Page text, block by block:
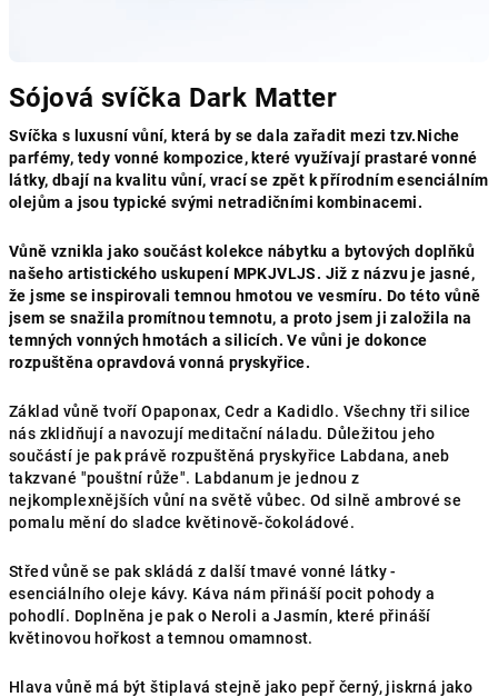
Sójová svíčka Dark Matter
Svíčka s luxusní vůní, která by se dala zařadit mezi tzv.Niche
parfémy, tedy vonné kompozice, které využívají prastaré vonné
látky, dbají na kvalitu vůní, vrací se zpět k přírodním esenciálním
olejům a jsou typické svými netradičními kombinacemi.
Vůně vznikla jako součást kolekce nábytku a bytových doplňků
našeho artistického uskupení MPKJVLJS. Již z názvu je jasné,
že jsme se inspirovali temnou hmotou ve vesmíru. Do této vůně
jsem se snažila promítnou temnotu, a proto jsem ji založila na
temných vonných hmotách a silicích. Ve vůni je dokonce
rozpuštěna opravdová vonná pryskyřice.
Základ vůně tvoří Opaponax, Cedr a Kadidlo. Všechny tři silice
nás zklidňují a navozují meditační náladu. Důležitou jeho
součástí je pak právě rozpuštěná pryskyřice Labdana, aneb
takzvané "pouštní růže". Labdanum je jednou z
nejkomplexnějších vůní na světě vůbec. Od silně ambrové se
pomalu mění do sladce květinově-čokoládové.
Střed vůně se pak skládá z další tmavé vonné látky -
esenciálního oleje kávy. Káva nám přináší pocit pohody a
pohodlí. Doplněna je pak o Neroli a Jasmín, které přináší
květinovou hořkost a temnou omamnost.
Hlava vůně má být štiplavá stejně jako pepř černý, jiskrná jako